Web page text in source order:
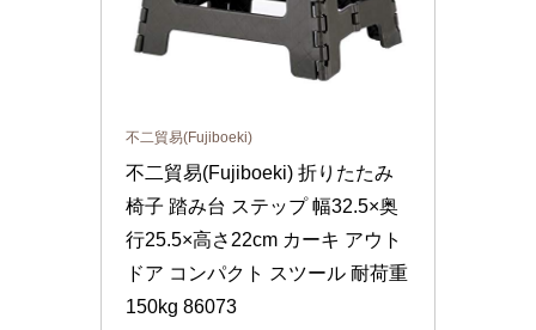
不二貿易(Fujiboeki)
不二貿易(Fujiboeki) 折りたたみ
椅子 踏み台 ステップ 幅32.5×奥
行25.5×高さ22cm カーキ アウト
ドア コンパクト スツール 耐荷重
150kg 86073